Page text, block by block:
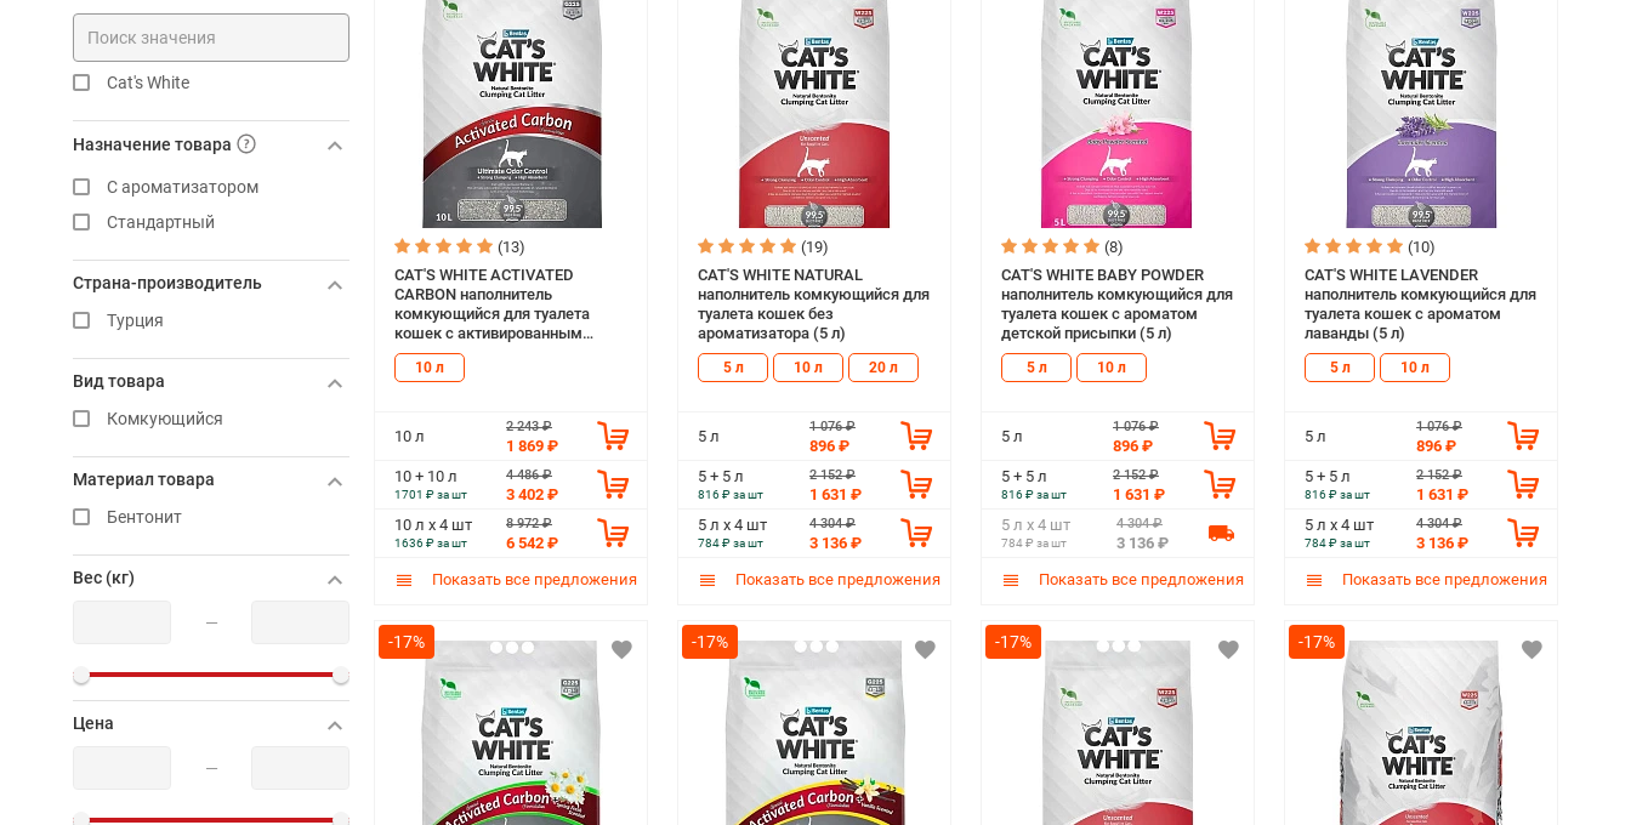
Cat's White
Назначение товара
С ароматизатором
Стандартный
Страна-производитель
Турция
Вид товара
Комкующийся
Материал товара
Бентонит
Вес (кг)
—
Цена
—
(13)
CAT'S WHITE ACTIVATED
CARBON наполнитель
комкующийся для туалета
кошек с активированным
углем (10 л)
10 л
10 л
2 243 ₽
1 869 ₽
10 + 10 л
1701 ₽ за шт
4 486 ₽
3 402 ₽
10 л х 4 шт
1636 ₽ за шт
8 972 ₽
6 542 ₽
Показать все предложения
(19)
CAT'S WHITE NATURAL
наполнитель комкующийся для
туалета кошек без
ароматизатора (5 л)
5 л 10 л 20 л
5 л
1 076 ₽
896 ₽
5 + 5 л
816 ₽ за шт
2 152 ₽
1 631 ₽
5 л х 4 шт
784 ₽ за шт
4 304 ₽
3 136 ₽
Показать все предложения
(8)
CAT'S WHITE BABY POWDER
наполнитель комкующийся для
туалета кошек с ароматом
детской присыпки (5 л)
5 л 10 л
5 л
1 076 ₽
896 ₽
5 + 5 л
816 ₽ за шт
2 152 ₽
1 631 ₽
5 л х 4 шт
784 ₽ за шт
4 304 ₽
3 136 ₽
Показать все предложения
(10)
CAT'S WHITE LAVENDER
наполнитель комкующийся для
туалета кошек с ароматом
лаванды (5 л)
5 л 10 л
5 л
1 076 ₽
896 ₽
5 + 5 л
816 ₽ за шт
2 152 ₽
1 631 ₽
5 л х 4 шт
784 ₽ за шт
4 304 ₽
3 136 ₽
Показать все предложения
-17% -17% -17% -17%